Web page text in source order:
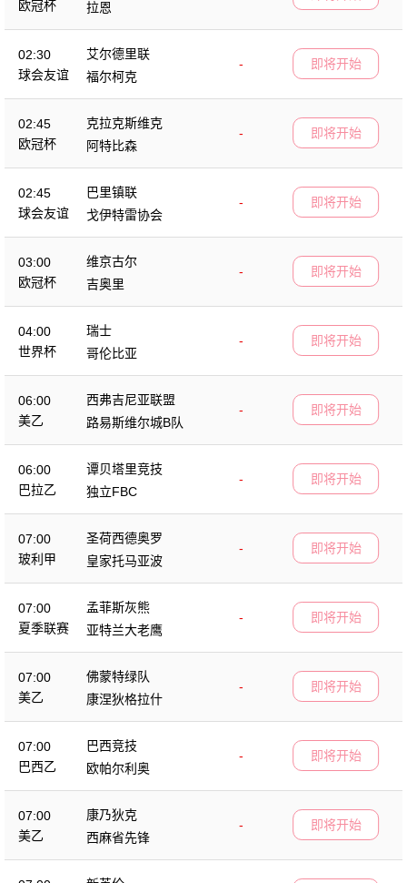
欧冠杯
拉恩
02:30
球会友谊
艾尔德里联
-
福尔柯克
即将开始
02:45
欧冠杯
克拉克斯维克
-
阿特比森
即将开始
02:45
球会友谊
巴里镇联
-
戈伊特雷协会
即将开始
03:00
欧冠杯
维京古尔
-
吉奥里
即将开始
04:00
世界杯
瑞士
-
哥伦比亚
即将开始
06:00
美乙
西弗吉尼亚联盟
-
路易斯维尔城B队
即将开始
06:00
巴拉乙
谭贝塔里竞技
-
独立FBC
即将开始
07:00
玻利甲
圣荷西德奥罗
-
皇家托马亚波
即将开始
07:00
夏季联赛
孟菲斯灰熊
-
亚特兰大老鹰
即将开始
07:00
美乙
佛蒙特绿队
-
康涅狄格拉什
即将开始
07:00
巴西乙
巴西竞技
-
欧帕尔利奥
即将开始
07:00
美乙
康乃狄克
-
西麻省先锋
即将开始